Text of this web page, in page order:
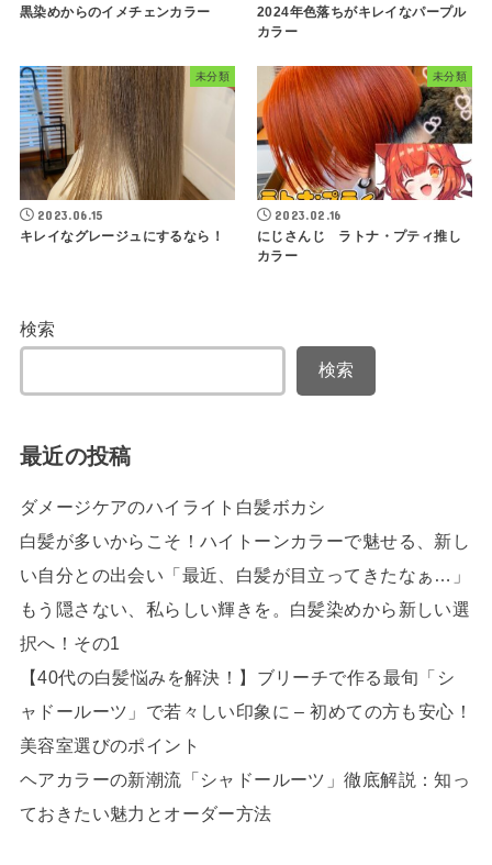
黒染めからのイメチェンカラー
2024年色落ちがキレイなパープル
カラー
未分類
2023.06.15
キレイなグレージュにするなら！
未分類
2023.02.16
にじさんじ ラトナ・プティ推し
カラー
検索
検索
最近の投稿
ダメージケアのハイライト白髪ボカシ
白髪が多いからこそ！ハイトーンカラーで魅せる、新し
い自分との出会い「最近、白髪が目立ってきたなぁ…」
もう隠さない、私らしい輝きを。白髪染めから新しい選
択へ！その1
【40代の白髪悩みを解決！】ブリーチで作る最旬「シ
ャドールーツ」で若々しい印象に – 初めての方も安心！
美容室選びのポイント
ヘアカラーの新潮流「シャドールーツ」徹底解説：知っ
ておきたい魅力とオーダー方法